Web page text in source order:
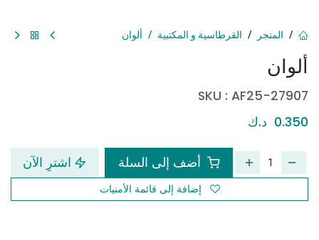
ألوان
SKU : AF25-27907
0.350 د.ك
أضف إلى السلة اشترِ الآن
إضافة إلى قائمة الأمنيات
المتجر القرطاسية و المكتبية ألوان